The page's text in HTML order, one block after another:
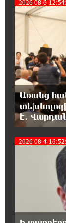
գերազանցել է
2026-08-6
Առանց
է․
2026-08-4